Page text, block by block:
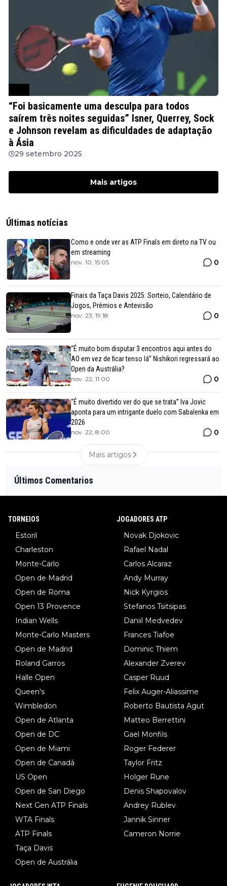
“Foi basicamente uma desculpa para todos
saírem três noites seguidas” Isner, Querrey, Sock
e Johnson revelam as dificuldades de adaptação
à Ásia
29 setembro 2025
Mais artigos
Últimas notícias
Como e onde ver as ATP Finals em direto na TV ou
em streaming
nov. 10, 15:05 0
Finais da Taça Davis 2025: Sorteio, Calendário de
Jogos, Prémios e Antevisão
nov. 23, 19:18 0
“É muito bom disputar 3 encontros aqui antes do
AO em vez de ficar tenso lá” Nishikori regressará ao
Open da Austrália?
nov. 22, 11:00 0
“É muito divertido ver do que se trata” Iva Jovic
aponta para um intrigante duelo com Sabalenka em
2026
nov. 22, 8:00 0
Mais artigos
Últimos Comentarios
TORNEIOS
Estoril
Charleston
Monte-Carlo
Open de Madrid
Open de Roma
Open 13 Provence
Indian Wells
Monte-Carlo Masters
Open de Madrid
Roland Garros
Halle Open
Queen's
Wimbledon
Open de Atlanta
Open de DC
Open de Miami
Open de Canadá
US Open
Open de San Diego
Next Gen ATP Finals
WTA Finals
ATP Finals
Taça Davis
Open de Austrália
JOGADORES ATP
Novak Djokovic
Rafael Nadal
Carlos Alcaraz
Andy Murray
Nick Kyrgios
Stefanos Tsitsipas
Daniil Medvedev
Frances Tiafoe
Dominic Thiem
Alexander Zverev
Casper Ruud
Felix Auger-Aliassime
Roberto Bautista Agut
Matteo Berrettini
Gael Monfils
Roger Federer
Taylor Fritz
Holger Rune
Denis Shapovalov
Andrey Rublev
Jannik Sinner
Cameron Norrie